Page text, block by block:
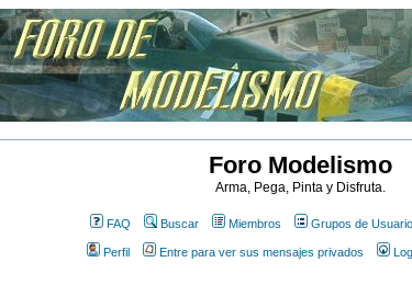
Foro Modelismo
Arma, Pega, Pinta y Disfruta.
FAQ Buscar Miembros Grupos de
Perfil Entre para ver sus mensajes privados